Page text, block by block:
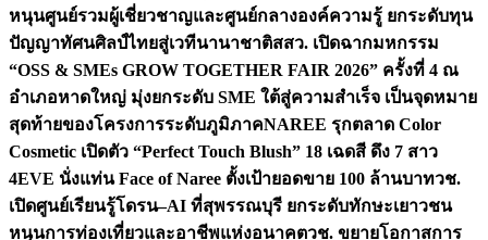
หนุนศูนย์รวมผู้เชี่ยวชาญและศูนย์กลางองค์ความรู้ ยกระดับทุน
ปัญญาทัศนศิลป์ไทยสู่เวทีนานาชาติสสว. เปิดฉากมหกรรม
“OSS & SMEs GROW TOGETHER FAIR 2026” ครั้งที่ 4 ณ
อำเภอหาดใหญ่ มุ่งยกระดับ SME ใต้สู่ความสำเร็จ เป็นจุดหมาย
สุดท้ายของโครงการระดับภูมิภาคNAREE รุกตลาด Color
Cosmetic เปิดตัว “Perfect Touch Blush” 18 เฉดสี ดึง 7 สาว
4EVE นั่งแท่น Face of Naree ตั้งเป้ายอดขาย 100 ล้านบาทวช.
เปิดศูนย์เรียนรู้โดรน–AI ที่สุพรรณบุรี ยกระดับทักษะเยาวชน
หนุนการท่องเที่ยวและอาชีพแห่งอนาคตวช. ขยายโอกาสการ